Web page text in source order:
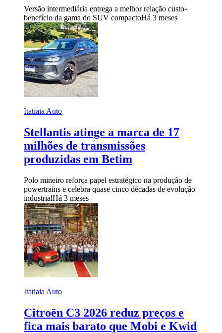
Versão intermediária entrega a melhor relação custo-
benefício da gama do SUV compactoHá 3 meses
Itatiaia Auto
Stellantis atinge a marca de 17
milhões de transmissões
produzidas em Betim
Polo mineiro reforça papel estratégico na produção de
powertrains e celebra quase cinco décadas de evolução
industrialHá 3 meses
Itatiaia Auto
Citroën C3 2026 reduz preços e
fica mais barato que Mobi e Kwid